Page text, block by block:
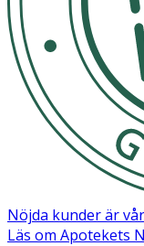
Nöjda kunder är
Läs om Apotekets